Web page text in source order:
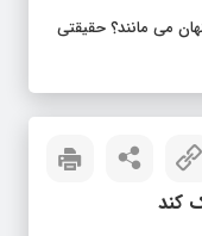
می مانند؟ حقیقتی
کند